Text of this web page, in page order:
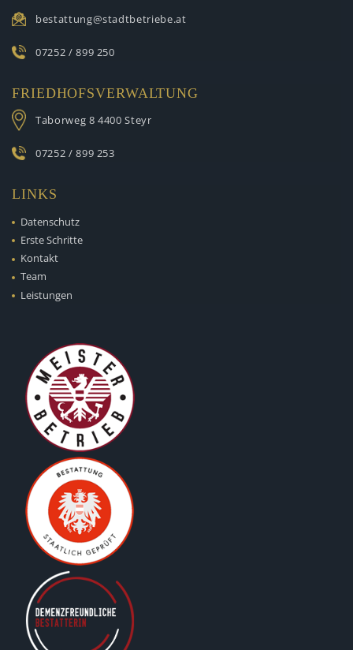
bestattung@stadtbetriebe.at
07252 / 899 250
FRIEDHOFSVERWALTUNG
Taborweg 8 4400 Steyr
07252 / 899 253
LINKS
Datenschutz
Erste Schritte
Kontakt
Team
Leistungen